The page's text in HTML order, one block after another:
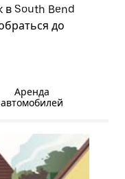
в South Bend
до
Аренда
автомобилей